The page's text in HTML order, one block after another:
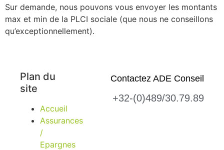
Sur demande, nous pouvons vous envoyer les montants
max et min de la PLCI sociale (que nous ne conseillons
qu’exceptionnellement).
Plan du
site
Accueil
Assurances
/
Epargnes
Contactez ADE Conseil
+32-(0)489/30.79.89